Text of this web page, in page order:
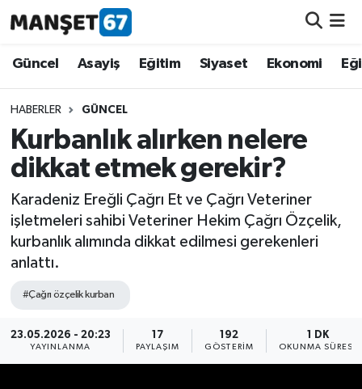
Güncel Asayiş Eğitim Siyaset Ekonomi
HABERLER GÜNCEL
Kurbanlık alırken nelere
dikkat etmek gerekir?
Karadeniz Ereğli Çağrı Et ve Çağrı Veteriner
işletmeleri sahibi Veteriner Hekim Çağrı Özçelik,
kurbanlık alımında dikkat edilmesi gerekenleri
anlattı.
#Çağrı özçelik kurban
23.05.2026 - 20:23
YAYINLANMA
17
PAYLAŞIM
192
GÖSTERIM
1 DK
OKUNMA SÜRESI
Güncel
Asayiş
Siyaset
Eğitim
Ekonomi
Magazin